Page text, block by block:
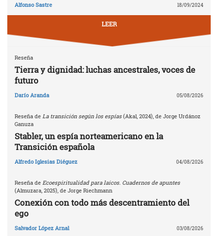
Alfonso Sastre 18/09/2024
LEER
Reseña
Tierra y dignidad: luchas ancestrales, voces de
futuro
Darío Aranda 05/08/2026
Reseña de La transición según los espías (Akal, 2024), de Jorge Urdánoz
Ganuza
Stabler, un espía norteamericano en la
Transición española
Alfredo Iglesias Diéguez 04/08/2026
Reseña de Ecoespiritualidad para laicos. Cuadernos de apuntes
(Almuzara, 2025), de Jorge Riechmann
Conexión con todo más descentramiento del
ego
Salvador López Arnal 03/08/2026